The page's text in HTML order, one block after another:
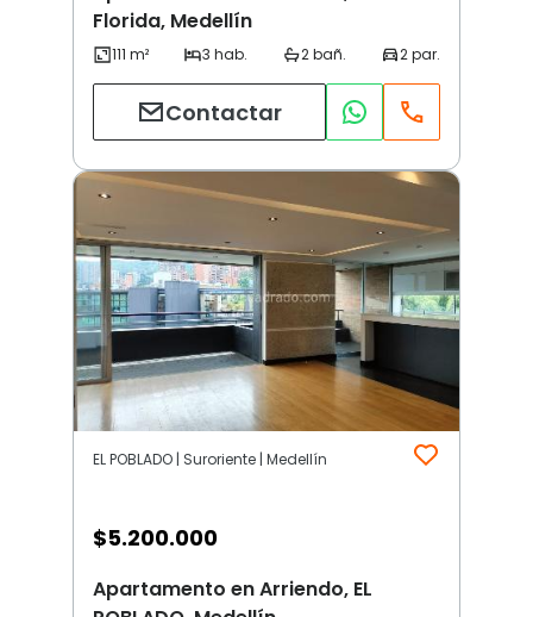
Florida, Medellín
Contactar
EL POBLADO | Suroriente | Medellín
$5.200.000
Apartamento en Arriendo, EL